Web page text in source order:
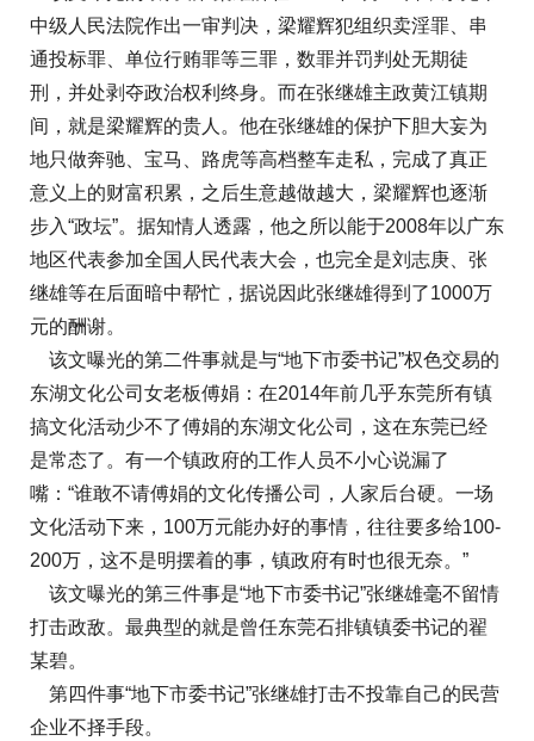
中级人民法院作出一审判决，梁耀辉犯组织卖淫罪、串
通投标罪、单位行贿罪等三罪，数罪并罚判处无期徒
刑，并处剥夺政治权利终身。而在张继雄主政黄江镇期
间，就是梁耀辉的贵人。他在张继雄的保护下胆大妄为
地只做奔驰、宝马、路虎等高档整车走私，完成了真正
意义上的财富积累，之后生意越做越大，梁耀辉也逐渐
步入“政坛”。据知情人透露，他之所以能于2008年以广东
地区代表参加全国人民代表大会，也完全是刘志庚、张
继雄等在后面暗中帮忙，据说因此张继雄得到了1000万
元的酬谢。
该文曝光的第二件事就是与“地下市委书记”权色交易的
东湖文化公司女老板傅娟：在2014年前几乎东莞所有镇
搞文化活动少不了傅娟的东湖文化公司，这在东莞已经
是常态了。有一个镇政府的工作人员不小心说漏了
嘴：“谁敢不请傅娟的文化传播公司，人家后台硬。一场
文化活动下来，100万元能办好的事情，往往要多给100-
200万，这不是明摆着的事，镇政府有时也很无奈。”
该文曝光的第三件事是“地下市委书记”张继雄毫不留情
打击政敌。最典型的就是曾任东莞石排镇镇委书记的翟
某碧。
第四件事“地下市委书记”张继雄打击不投靠自己的民营
企业不择手段。